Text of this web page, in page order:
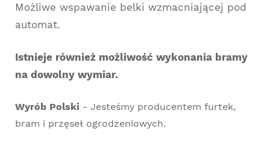
Możliwe wspawanie belki wzmacniającej pod
automat.
Istnieje również możliwość wykonania bramy
na dowolny wymiar.
Wyrób Polski - Jesteśmy producentem furtek,
bram i przęseł ogrodzeniowych.